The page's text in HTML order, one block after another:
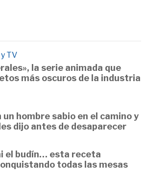
TV
la serie animada que
más oscuros de la industria
un hombre sabio en el camino y
dijo antes de desaparecer
el budín… esta receta
todas las mesas